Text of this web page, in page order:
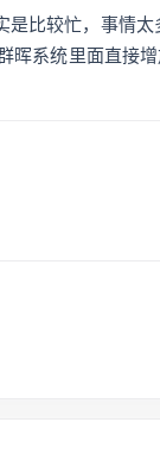
是比较忙，事情
晖系统里面直接